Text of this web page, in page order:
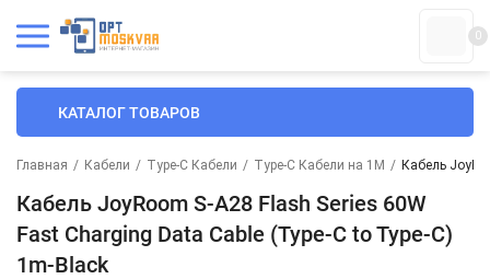
0
КАТАЛОГ ТОВАРОВ
Главная / Кабели / Type-C Кабели / Type-C Кабели на 1М / Кабель
Кабель JoyRoom S-A28 Flash Series 60W
Fast Charging Data Cable (Type-C to Type-C)
1m-Black